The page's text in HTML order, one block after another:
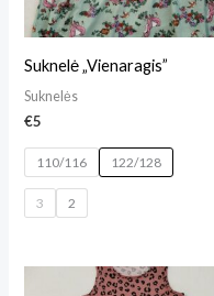
Suknelė „Vienaragis”
Suknelės
€5
110/116 122/128
3 2